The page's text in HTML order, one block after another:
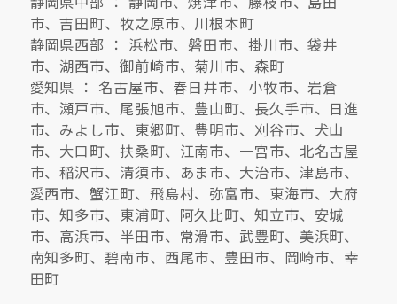
市、吉田町、牧之原市、川根本町
静岡県西部 ： 浜松市、磐田市、掛川市、袋井
市、湖西市、御前崎市、菊川市、森町
愛知県 ： 名古屋市、春日井市、小牧市、岩倉
市、瀬戸市、尾張旭市、豊山町、長久手市、日進
市、みよし市、東郷町、豊明市、刈谷市、犬山
市、大口町、扶桑町、江南市、一宮市、北名古屋
市、稲沢市、清須市、あま市、大治市、津島市、
愛西市、蟹江町、飛島村、弥富市、東海市、大府
市、知多市、東浦町、阿久比町、知立市、安城
市、高浜市、半田市、常滑市、武豊町、美浜町、
南知多町、碧南市、西尾市、豊田市、岡崎市、幸
田町